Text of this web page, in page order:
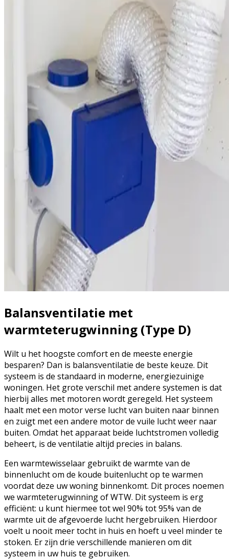
Balansventilatie met
warmteterugwinning (Type D)
Wilt u het hoogste comfort en de meeste energie
besparen? Dan is balansventilatie de beste keuze. Dit
systeem is de standaard in moderne, energiezuinige
woningen. Het grote verschil met andere systemen is dat
hierbij alles met motoren wordt geregeld. Het systeem
haalt met een motor verse lucht van buiten naar binnen
en zuigt met een andere motor de vuile lucht weer naar
buiten. Omdat het apparaat beide luchtstromen volledig
beheert, is de ventilatie altijd precies in balans.
Een warmtewisselaar gebruikt de warmte van de
binnenlucht om de koude buitenlucht op te warmen
voordat deze uw woning binnenkomt. Dit proces noemen
we warmteterugwinning of WTW. Dit systeem is erg
efficiënt: u kunt hiermee tot wel 90% tot 95% van de
warmte uit de afgevoerde lucht hergebruiken. Hierdoor
voelt u nooit meer tocht in huis en hoeft u veel minder te
stoken. Er zijn drie verschillende manieren om dit
systeem in uw huis te gebruiken.